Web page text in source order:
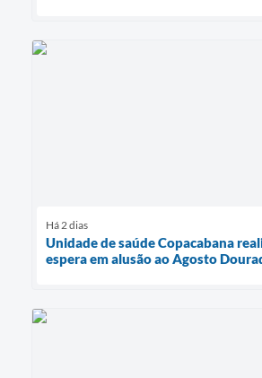
Há 2 dias
Unidade de saúde Copacabana
espera em alusão ao Agosto